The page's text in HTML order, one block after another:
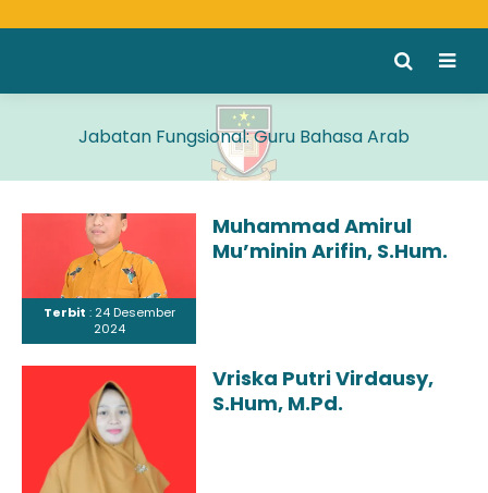
Jabatan Fungsional:Guru Bahasa Arab
Terbit : 24 Desember
2024
Muhammad Amirul
Mu’minin Arifin, S.Hum.
Vriska Putri Virdausy,
S.Hum, M.Pd.